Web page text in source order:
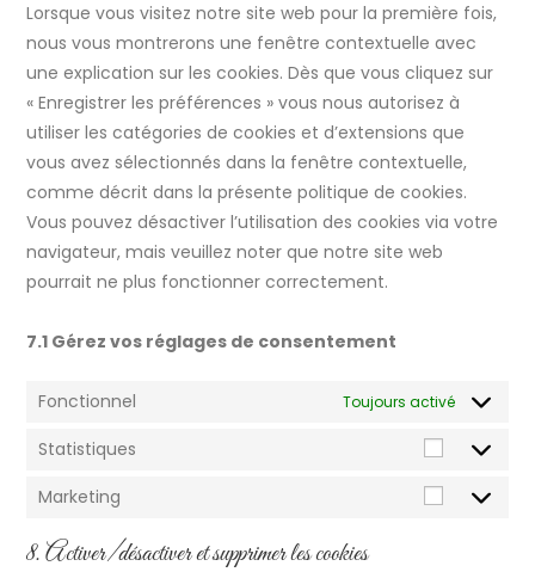
Lorsque vous visitez notre site web pour la première fois,
nous vous montrerons une fenêtre contextuelle avec
une explication sur les cookies. Dès que vous cliquez sur
« Enregistrer les préférences » vous nous autorisez à
utiliser les catégories de cookies et d’extensions que
vous avez sélectionnés dans la fenêtre contextuelle,
comme décrit dans la présente politique de cookies.
Vous pouvez désactiver l’utilisation des cookies via votre
navigateur, mais veuillez noter que notre site web
pourrait ne plus fonctionner correctement.
7.1 Gérez vos réglages de consentement
Fonctionnel Toujours activé
Statistiques
Marketing
8. Activer/désactiver et supprimer les cookies